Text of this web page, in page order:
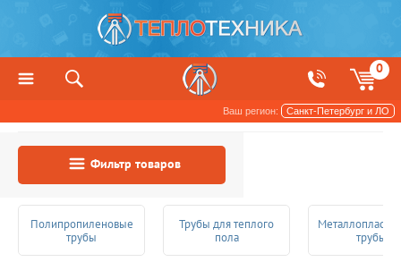
0
Ваш регион: Санкт-Петербург и ЛО
Фильтр товаров
Полипропиленовые
трубы
Трубы для теплого
пола
трубы